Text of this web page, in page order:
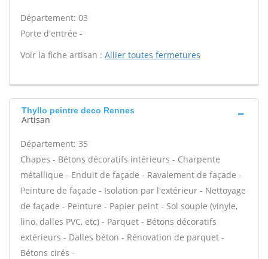
Département: 03
Porte d'entrée -
Voir la fiche artisan : Allier toutes fermetures
Thyllo peintre deco Rennes
Artisan
Département: 35
Chapes - Bétons décoratifs intérieurs - Charpente
métallique - Enduit de façade - Ravalement de façade -
Peinture de façade - Isolation par l'extérieur - Nettoyage
de façade - Peinture - Papier peint - Sol souple (vinyle,
lino, dalles PVC, etc) - Parquet - Bétons décoratifs
extérieurs - Dalles béton - Rénovation de parquet -
Bétons cirés -